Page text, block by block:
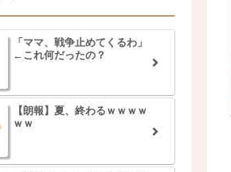
「ママ、戦争止めてくるわ」
←これ何だったの？
【朗報】夏、終わるｗｗｗｗ
ｗｗ